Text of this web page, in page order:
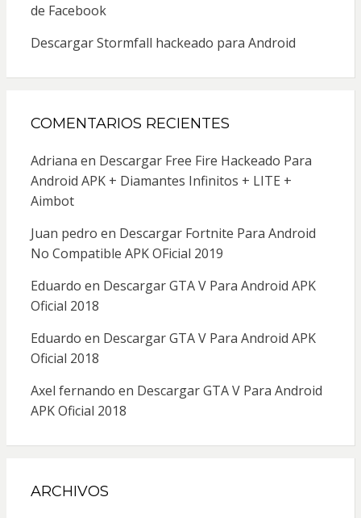
de Facebook
Descargar Stormfall hackeado para Android
COMENTARIOS RECIENTES
Adriana en Descargar Free Fire Hackeado Para
Android APK + Diamantes Infinitos + LITE +
Aimbot
Juan pedro en Descargar Fortnite Para Android
No Compatible APK OFicial 2019
Eduardo en Descargar GTA V Para Android APK
Oficial 2018
Eduardo en Descargar GTA V Para Android APK
Oficial 2018
Axel fernando en Descargar GTA V Para Android
APK Oficial 2018
ARCHIVOS